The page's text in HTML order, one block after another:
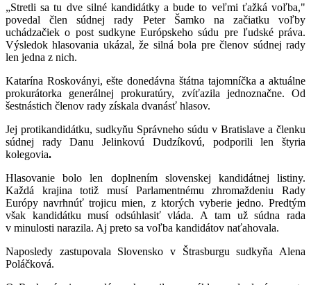
„Stretli sa tu dve silné kandidátky a bude to veľmi ťažká voľba,"
povedal člen súdnej rady Peter Šamko na začiatku voľby
uchádzačiek o post sudkyne Európskeho súdu pre ľudské práva.
Výsledok hlasovania ukázal, že silná bola pre členov súdnej rady
len jedna z nich.
Katarína Roskoványi, ešte donedávna štátna tajomníčka a aktuálne
prokurátorka generálnej prokuratúry, zvíťazila jednoznačne. Od
šestnástich členov rady získala dvanásť hlasov.
Jej protikandidátku, sudkyňu Správneho súdu v Bratislave a členku
súdnej rady Danu Jelinkovú Dudzíkovú, podporili len štyria
kolegovia.
Hlasovanie bolo len doplnením slovenskej kandidátnej listiny.
Každá krajina totiž musí Parlamentnému zhromaždeniu Rady
Európy navrhnúť trojicu mien, z ktorých vyberie jedno. Predtým
však kandidátku musí odsúhlasiť vláda. A tam už súdna rada
v minulosti narazila. Aj preto sa voľba kandidátov naťahovala.
Naposledy zastupovala Slovensko v Štrasburgu sudkyňa Alena
Poláčková.